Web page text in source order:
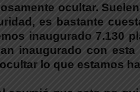
ocultar.
es bastante
inaugurado 7.130
inaugurado con
lo que estamos